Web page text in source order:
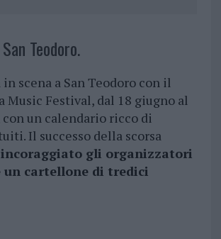
Teodoro.
in scena a San Teodoro con il
Music Festival, dal 18 giugno al
con un calendario ricco di
Il successo della scorsa
gli organizzatori
un cartellone di tredici